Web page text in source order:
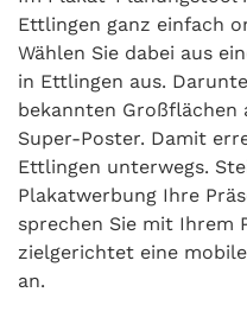
Ettlingen ganz einfach
Wählen Sie dabei aus
in Ettlingen aus.
bekannten Großflächen
Super-Poster. Damit
Ettlingen unterwegs.
Plakatwerbung Ihre
sprechen Sie mit Ihrem
zielgerichtet eine
an.